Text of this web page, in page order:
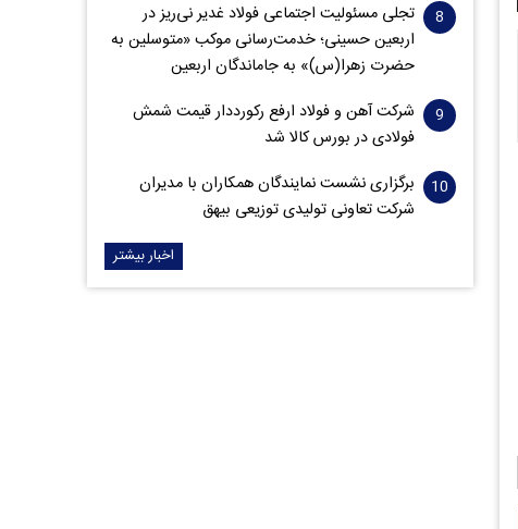
تجلی مسئولیت اجتماعی فولاد غدیر نی‌ریز در
اربعین حسینی؛ خدمت‌رسانی موکب «متوسلین به
حضرت زهرا(س)» به جاماندگان اربعین
شرکت آهن و فولاد ارفع رکورددار قیمت شمش
فولادی در بورس کالا شد
برگزاری نشست نمایندگان همکاران با مدیران
شرکت تعاونی تولیدی توزیعی بیهق
اخبار بیشتر